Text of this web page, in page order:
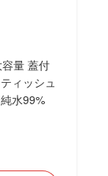
量 蓋付
ィッシュ
水99%